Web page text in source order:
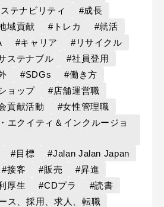
テナビリティ
#成長
域貢献 #トレカ
#就活
#キャリア
#リサイクル
ステナブル
#社員登用
#SDGs
#働き方
ョップ
#店舗運営職
貢献活動
#女性管理職
エクイティ＆インクルージョ
#目標
#Jalan Jalan Japan
#接客 #販売
#昇進
厚生 #CDプラ
#読書
ス、採用、求人、転職